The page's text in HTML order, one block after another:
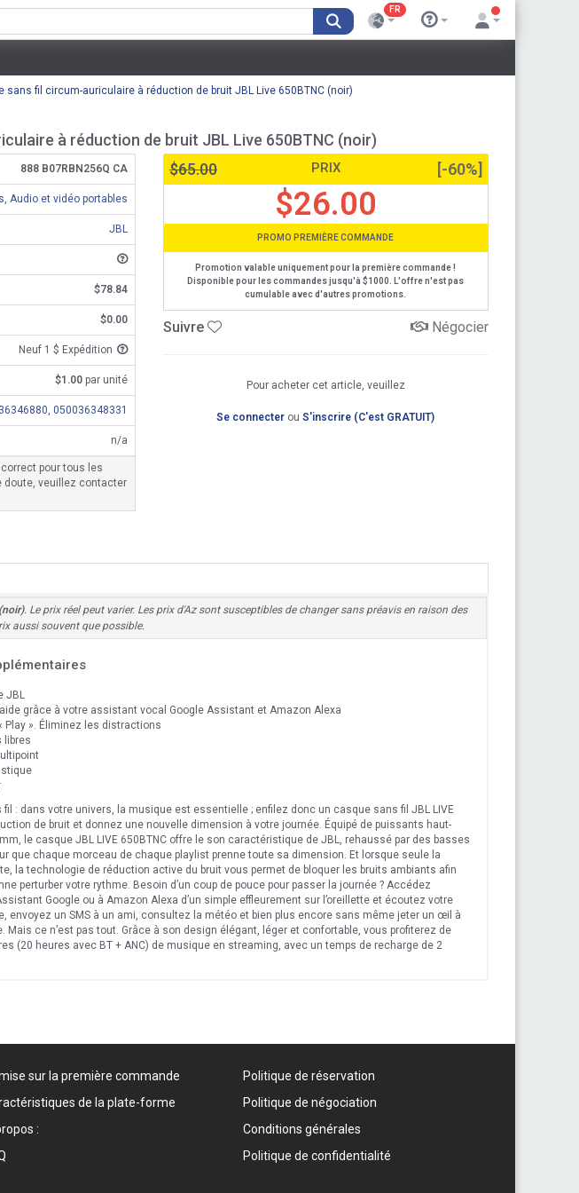
FR
sans fil circum-auriculaire à réduction de bruit JBL Live 650BTNC (noir)
à réduction de bruit JBL Live 650BTNC (noir)
888 B07RBN256Q CA
Audio et vidéo portables
JBL
$78.84
$0.00
Neuf 1 $ Expédition
$1.00 par unité
050036348331
n/a
correct pour tous les
doute, veuillez contacter
$65.00 PRIX [-60%]
$26.00
PROMO PREMIÈRE COMMANDE
Promotion valable uniquement pour la première commande !
Disponible pour les commandes jusqu'à $1000. L'offre n'est pas
cumulable avec d'autres promotions.
Suivre Négocier
Pour acheter cet article, veuillez
Se connecter ouS'inscrire (C'est GRATUIT)
. Le prix réel peut varier. Les prix d'Az sont susceptibles de changer sans préavis en raison des
aussi souvent que possible.
JBL
grâce à votre assistant vocal Google Assistant et Amazon Alexa
Play ». Éliminez les distractions
libres
: dans votre univers, la musique est essentielle ; enfilez donc un casque sans fil JBL LIVE
de bruit et donnez une nouvelle dimension à votre journée. Équipé de puissants haut-
le casque JBL LIVE 650BTNC offre le son caractéristique de JBL, rehaussé par des basses
que chaque morceau de chaque playlist prenne toute sa dimension. Et lorsque seule la
la technologie de réduction active du bruit vous permet de bloquer les bruits ambiants afin
perturber votre rythme. Besoin d’un coup de pouce pour passer la journée ? Accédez
Google ou à Amazon Alexa d’un simple effleurement sur l’oreillette et écoutez votre
envoyez un SMS à un ami, consultez la météo et bien plus encore sans même jeter un œil à
Mais ce n’est pas tout. Grâce à son design élégant, léger et confortable, vous profiterez de
(20 heures avec BT + ANC) de musique en streaming, avec un temps de recharge de 2
la météo et bien plus encore en tapotant simplement sur l’oreillette pour activer l’assistant
Amazon Alexa. Utilisez la toute nouvelle application JBL pour configurer facilement vos
préférés. Appuyez sur « Lecture ». Éliminez les distractions : éloignez le bruit et restez
musique grâce à la réduction active du bruit. Appels mains libres : restez en contact avec
le câble audio et
sur la première commande
de la plate-forme
:
Politique de réservation
Politique de négociation
Conditions générales
Politique de confidentialité